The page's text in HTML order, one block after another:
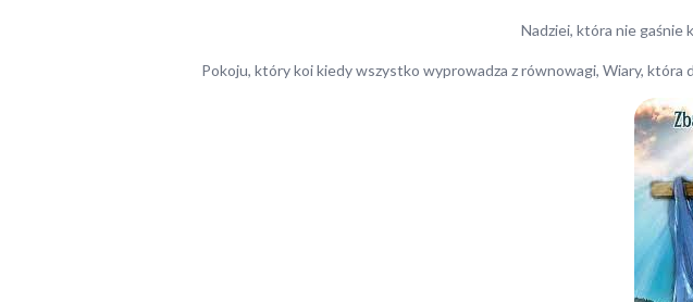
Nadziei, która nie gaśnie
Pokoju, który koi kiedy wszystko wyprowadza z równowagi, Wiary, która